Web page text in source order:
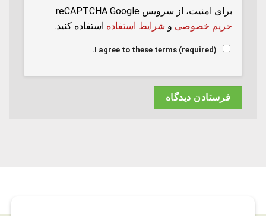
برای امنیت، از سرویس reCAPTCHA Google
حریم خصوصی و شرایط استفاده استفاده کنید.
I agree to these terms (required).